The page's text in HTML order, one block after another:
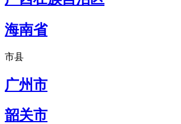
海南省
市县
广州市
韶关市